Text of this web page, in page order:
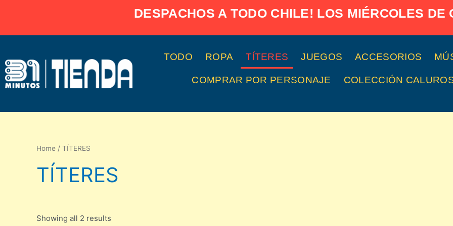
DESPACHOS A TODO CHILE! LOS MIÉRCOLES DE
TODO ROPA TÍTERES JUEGOS ACCESORIOS
COMPRAR POR PERSONAJE COLECCIÓN
Home / TÍTERES
TÍTERES
Showing all 2 results